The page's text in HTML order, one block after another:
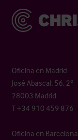
Christie & Co
Oficina en Madrid
José Abascal, 56, 2º
28003 Madrid
T +34 910 459 876
Oficina en Barcelona